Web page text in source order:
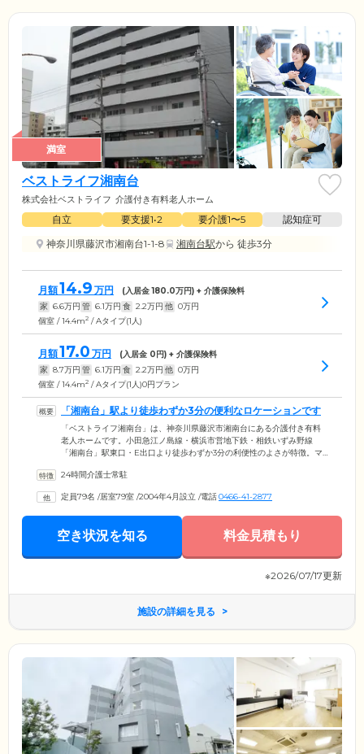
満室
ベストライフ湘南台
株式会社ベストライフ 介護付き有料老人ホーム
自立 要支援1•2 要介護1〜5
認知症可
神奈川県藤沢市湘南台1-1-8
湘南台駅から 徒歩3分
月額14.9 万円 (入居金180.0万円) + 介護保険料
家 6.6万円 管 6.1万円 食 2.2万円 他 0万円
個室 / 14.4m2 / Aタイプ(1人)
月額17.0 万円 (入居金 0円) + 介護保険料
家 8.7万円 管 6.1万円 食 2.2万円 他 0万円
個室 / 14.4m2 / Aタイプ(1人)0円プラン
「湘南台」駅より徒歩わずか3分の便利なロケーションです
「ベストライフ湘南台」は、神奈川県藤沢市湘南台にある介護付き有料
老人ホームです。小田急江ノ島線・横浜市営地下鉄・相鉄いずみ野線
「湘南台」駅東口・E出口より徒歩わずか3分の利便性のよさが特徴。マ
い」とご好評いただいています。当ホームには、介護スタッフが24時間
昼夜を問わず心をこめたケアサービスをご提供しています。介護認定を
受けていない自立の方から要支援・要介護の方まで、どなたでもお気軽
24時間介護士常駐
定員79名 /居室79室 /2004年4月設立 /電話0466-41-2877
空き状況を知る 料金見積もり
※2026/07/17更新
施設の詳細を見る